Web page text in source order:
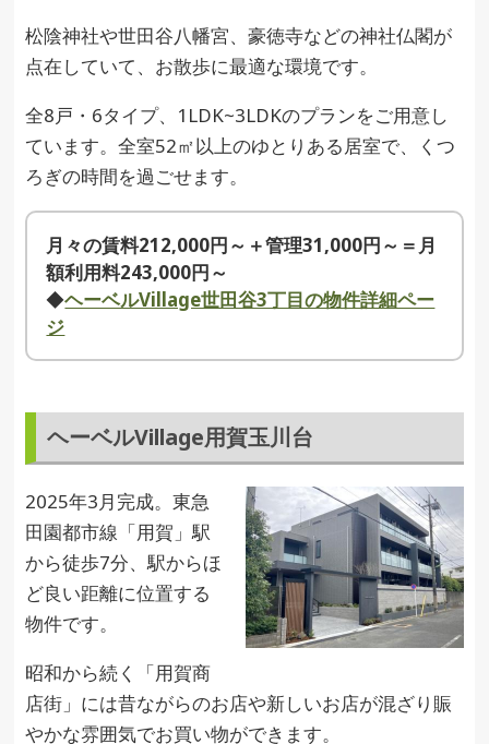
松陰神社や世田谷八幡宮、豪徳寺などの神社仏閣が
点在していて、お散歩に最適な環境です。
全8戸・6タイプ、1LDK~3LDKのプランをご用意し
ています。全室52㎡以上のゆとりある居室で、くつ
ろぎの時間を過ごせます。
月々の賃料212,000円～＋管理31,000円～＝月
額利用料243,000円～
◆ヘーベルVillage世田谷3丁目の物件詳細ペー
ジ
ヘーベルVillage用賀玉川台
2025年3月完成。東急
田園都市線「用賀」駅
から徒歩7分、駅からほ
ど良い距離に位置する
物件です。
昭和から続く「用賀商
店街」には昔ながらのお店や新しいお店が混ざり賑
やかな雰囲気でお買い物ができます。